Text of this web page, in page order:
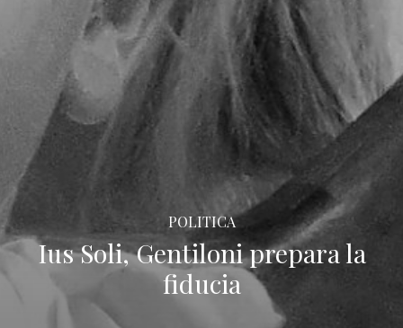
POLITICA
Ius Soli, Gentiloni prepara la
fiducia